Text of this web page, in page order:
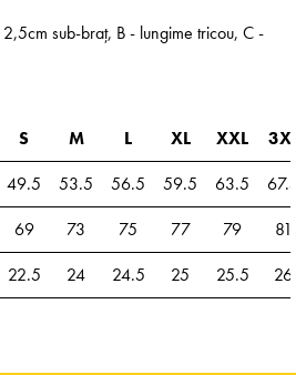
sub-braț, B - lungime tricou, C -
S M L XL XXL
49.5 53.5 56.5 59.5 63.5
69 73 75 77 79
81
22.5 24 24.5 25 25.5 26